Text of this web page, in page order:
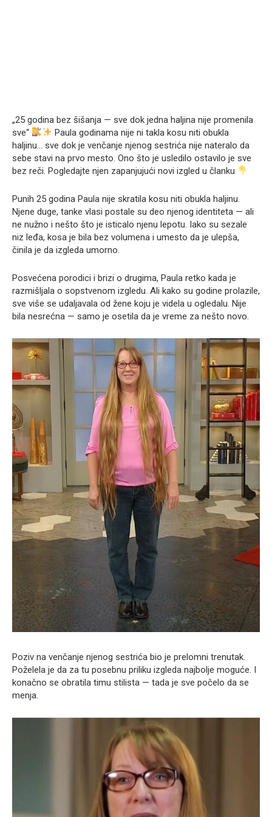
„25 godina bez šišanja — sve dok jedna haljina nije promenila
sve“
Paula godinama nije ni takla kosu niti obukla
haljinu… sve dok je venčanje njenog sestrića nije nateralo da
sebe stavi na prvo mesto. Ono što je usledilo ostavilo je sve
bez reči. Pogledajte njen zapanjujući novi izgled u članku
Punih 25 godina Paula nije skratila kosu niti obukla haljinu.
Njene duge, tanke vlasi postale su deo njenog identiteta — ali
ne nužno i nešto što je isticalo njenu lepotu. Iako su sezale
niz leđa, kosa je bila bez volumena i umesto da je ulepša,
činila je da izgleda umorno.
Posvećena porodici i brizi o drugima, Paula retko kada je
razmišljala o sopstvenom izgledu. Ali kako su godine prolazile,
sve više se udaljavala od žene koju je videla u ogledalu. Nije
bila nesrećna — samo je osetila da je vreme za nešto novo.
Poziv na venčanje njenog sestrića bio je prelomni trenutak.
Poželela je da za tu posebnu priliku izgleda najbolje moguće. I
konačno se obratila timu stilista — tada je sve počelo da se
menja.